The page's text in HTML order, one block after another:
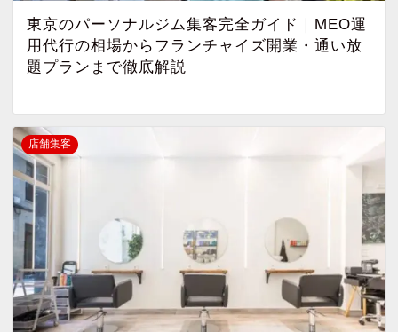
東京のパーソナルジム集客完全ガイド｜MEO運
用代行の相場からフランチャイズ開業・通い放
題プランまで徹底解説
店舗集客